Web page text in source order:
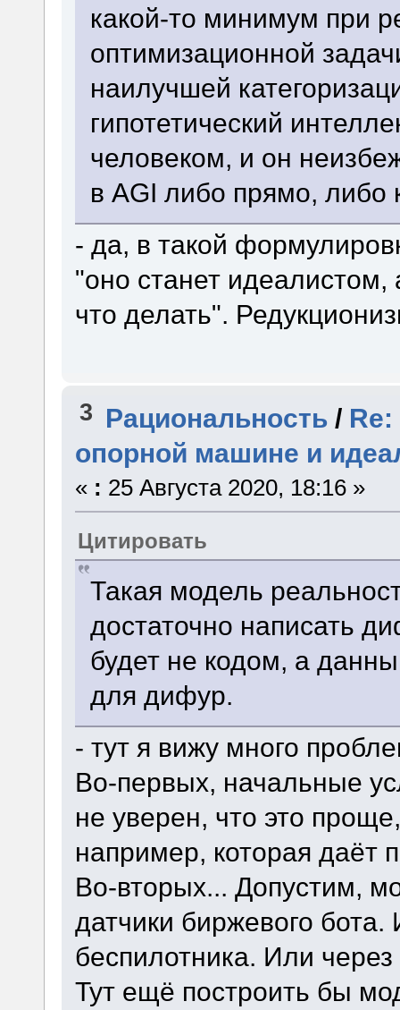
какой-то минимум при
оптимизационной
наилучшей
гипотетический
человеком, и он
в AGI либо прямо, либо
- да, в такой
"оно станет
что делать".
3 Рациональность /
опорной машине и
« : 25 Августа 2020, 18:16 »
Цитировать
Такая модель
достаточно написать
будет не кодом, а
для дифур.
- тут я вижу много
Во-первых, начальные
не уверен, что это
например, которая даёт
Во-вторых... Допустим,
датчики биржевого
беспилотника. Или
Тут ещё построить бы